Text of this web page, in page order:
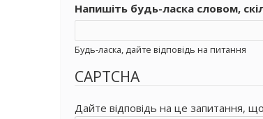
Напишіть будь-ласка словом,
Будь-ласка, дайте відповідь на питання
CAPTCHA
Дайте відповідь на це запитання,